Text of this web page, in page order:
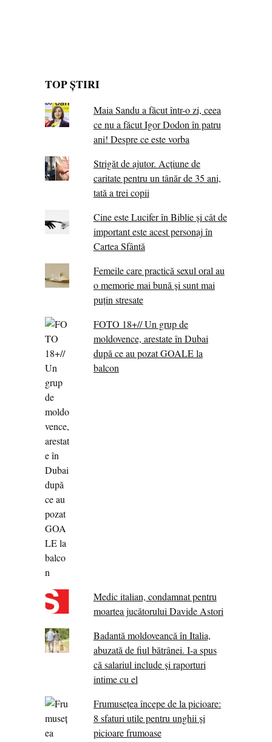
TOP ȘTIRI
Maia Sandu a făcut într-o zi, ceea
ce nu a făcut Igor Dodon în patru
ani! Despre ce este vorba
Strigăt de ajutor. Acțiune de
caritate pentru un tânăr de 35 ani,
tată a trei copii
Cine este Lucifer în Biblie și cât de
important este acest personaj în
Cartea Sfântă
Femeile care practică sexul oral au
o memorie mai bună și sunt mai
puțin stresate
FOTO 18+// Un grup de
moldovence, arestate în Dubai
după ce au pozat GOALE la
balcon
Medic italian, condamnat pentru
moartea jucătorului Davide Astori
Badantă moldoveancă în Italia,
abuzată de fiul bătrânei. I-a spus
că salariul include și raporturi
intime cu el
Frumusețea începe de la picioare:
8 sfaturi utile pentru unghii și
picioare frumoase